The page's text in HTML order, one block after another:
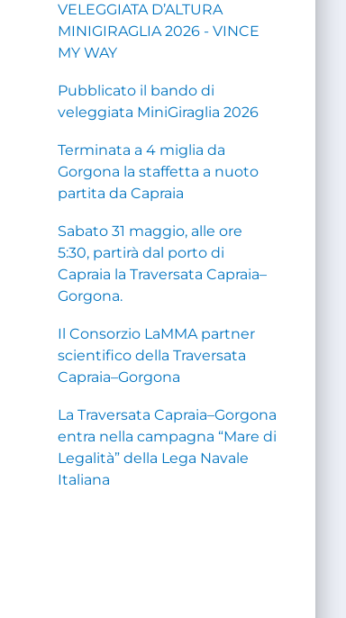
VELEGGIATA D’ALTURA
MINIGIRAGLIA 2026 - VINCE
MY WAY
Pubblicato il bando di
veleggiata MiniGiraglia 2026
Terminata a 4 miglia da
Gorgona la staffetta a nuoto
partita da Capraia
Sabato 31 maggio, alle ore
5:30, partirà dal porto di
Capraia la Traversata Capraia–
Gorgona.
Il Consorzio LaMMA partner
scientifico della Traversata
Capraia–Gorgona
La Traversata Capraia–Gorgona
entra nella campagna “Mare di
Legalità” della Lega Navale
Italiana